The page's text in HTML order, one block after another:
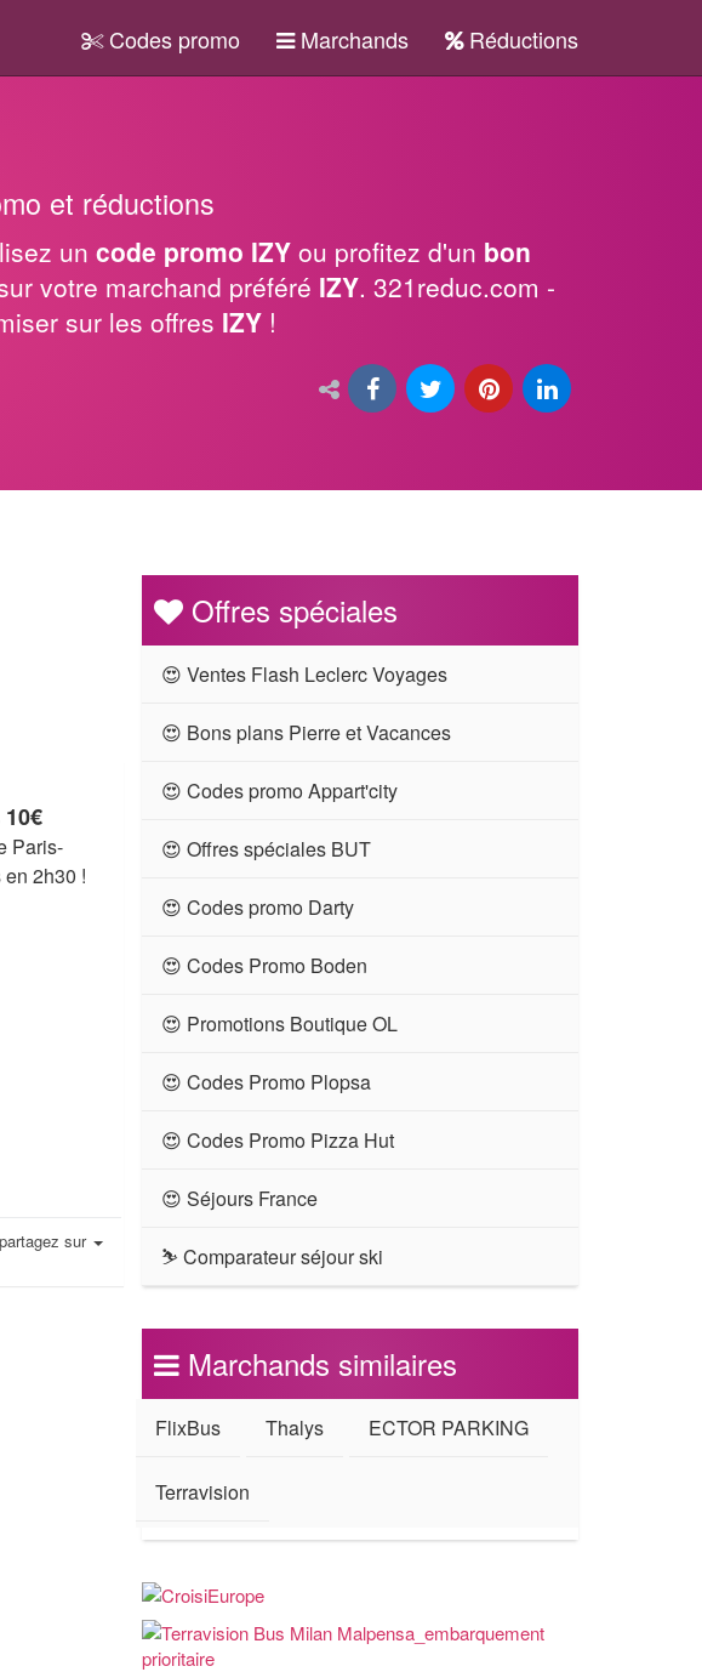
Codes promo Marchands Réductions
et réductions
un code promo IZY ou profitez d'un bon
votre marchand préféré IZY. 321reduc.com -
sur les offres IZY !
Paris-
2h30 !
partagez sur
Offres spéciales
😍 Ventes Flash Leclerc Voyages
😍 Bons plans Pierre et Vacances
😍 Codes promo Appart'city
😍 Offres spéciales BUT
😍 Codes promo Darty
😍 Codes Promo Boden
😍 Promotions Boutique OL
😍 Codes Promo Plopsa
😍 Codes Promo Pizza Hut
😍 Séjours France
⛷ Comparateur séjour ski
Marchands similaires
FlixBus Thalys ECTOR PARKING
Terravision